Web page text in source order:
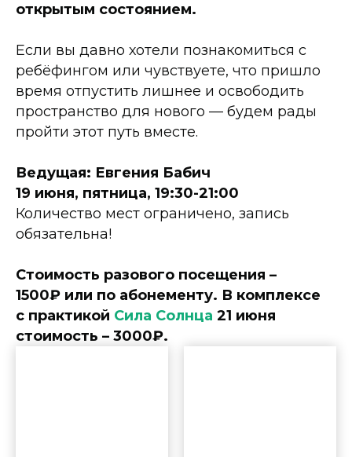
открытым состоянием.
Если вы давно хотели познакомиться с
ребёфингом или чувствуете, что пришло
время отпустить лишнее и освободить
пространство для нового — будем рады
пройти этот путь вместе.
Ведущая: Евгения Бабич
19 июня, пятница, 19:30-21:00
Количество мест ограничено, запись
обязательна!
Стоимость разового посещения –
1500₽ или по абонементу. В комплексе
с практикой Сила Солнца 21 июня
стоимость – 3000₽.